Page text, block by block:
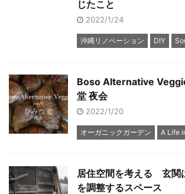
じたこと
2022/1/24
沖縄リノベーション DIY
Boso Alternative
堂 夜会
2022/1/20
オーガニックガーデン A Life
居住空間を考える 玄関
を調整するスペース